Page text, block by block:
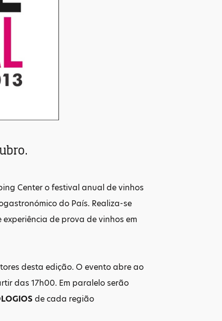
Center o festival anual de vinhos
do País. Realiza-se
de prova de vinhos em
desta edição. O evento abre ao
das 17h00. Em paralelo serão
de cada região